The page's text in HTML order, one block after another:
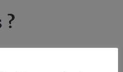
?
l’escalade en forêt